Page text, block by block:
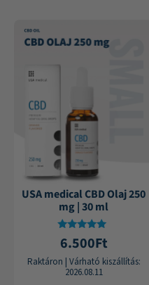
USA medical CBD Olaj 250
mg | 30 ml
Értékelés:
4.75
/ 5
6.500Ft
Raktáron | Várható kiszállítás:
2026.08.11